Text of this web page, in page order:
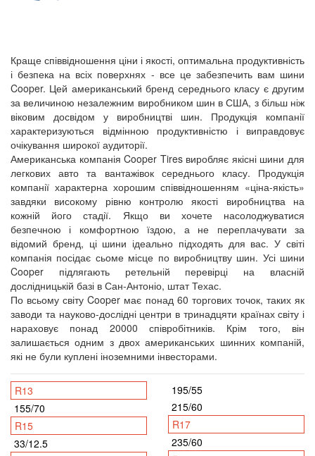
Краще співвідношення ціни і якості, оптимальна продуктивність
і безпека на всіх поверхнях - все це забезпечить вам шини
Cooper. Цей американський бренд середнього класу є другим
за величиною незалежним виробником шин в США, з більш ніж
віковим досвідом у виробництві шин. Продукція компанії
характеризуються відмінною продуктивністю і виправдовує
очікування широкої аудиторії.
Американська компанія Cooper Tires виробляє якісні шини для
легкових авто та вантажівок середнього класу. Продукція
компанії характерна хорошим співвідношенням «ціна-якість»
завдяки високому рівню контролю якості виробництва на
кожній його стадії. Якщо ви хочете насолоджуватися
безпечною і комфортною їздою, а не переплачувати за
відомий бренд, ці шини ідеально підходять для вас. У світі
компанія посідає сьоме місце по виробництву шин. Усі шини
Cooper підлягають ретельній перевірці на власній
дослідницькій базі в Сан-Антоніо, штат Техас.
По всьому світу Cooper має понад 60 торгових точок, таких як
заводи та науково-дослідні центри в тринадцяти країнах світу і
нараховує понад 20000 співробітників. Крім того, він
залишається одним з двох американських шинних компаній,
які не були куплені іноземними інвесторами.
R13
155/70
R15
33/12.5
195/55
215/60
R17
235/60